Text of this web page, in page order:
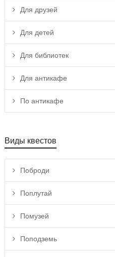
Для друзей
Для детей
Для библиотек
Для антикафе
По антикафе
Виды квестов
Поброди
Поплутай
Помузей
Поподземь